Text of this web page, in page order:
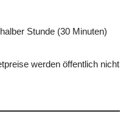
Stunde (30 Minuten)
werden öffentlich nicht